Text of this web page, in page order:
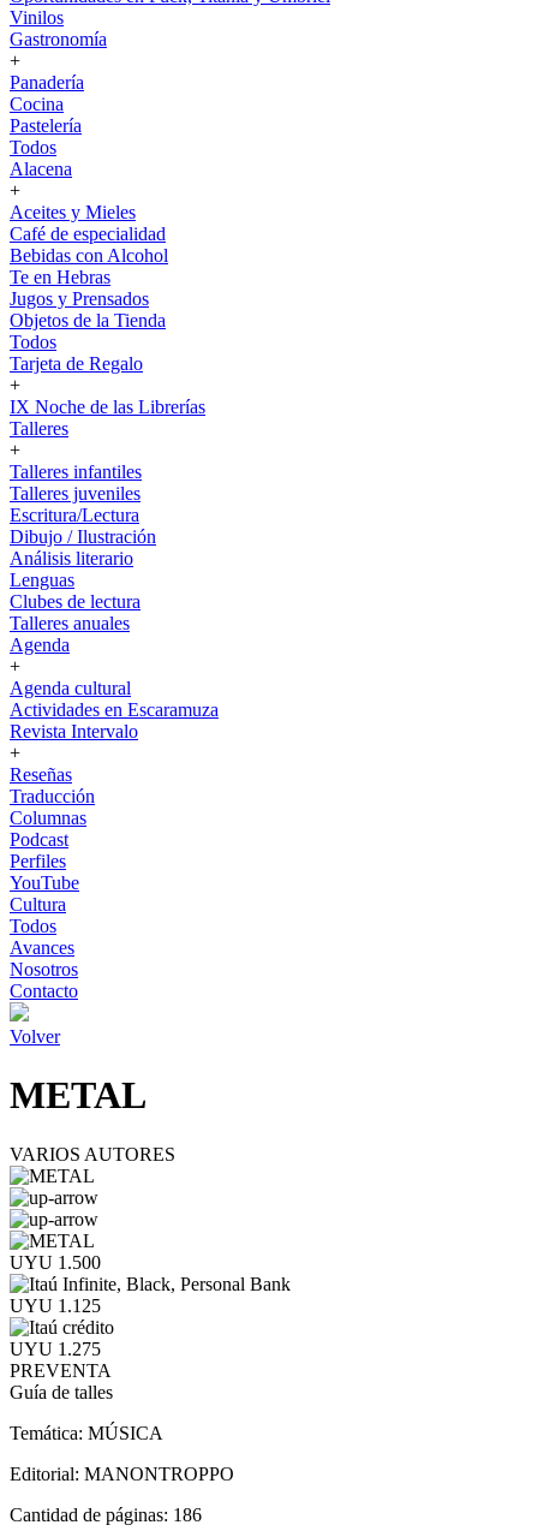
Vinilos
Gastronomía
+
Panadería
Cocina
Pastelería
Todos
Alacena
+
Aceites y Mieles
Café de especialidad
Bebidas con Alcohol
Te en Hebras
Jugos y Prensados
Objetos de la Tienda
Todos
Tarjeta de Regalo
+
IX Noche de las Librerías
Talleres
+
Talleres infantiles
Talleres juveniles
Escritura/Lectura
Dibujo / Ilustración
Análisis literario
Lenguas
Clubes de lectura
Talleres anuales
Agenda
+
Agenda cultural
Actividades en Escaramuza
Revista Intervalo
+
Reseñas
Traducción
Columnas
Podcast
Perfiles
YouTube
Cultura
Todos
Avances
Nosotros
Contacto
Volver
METAL
VARIOS AUTORES
UYU 1.500
UYU 1.125
UYU 1.275
PREVENTA
Guía de talles
Temática: MÚSICA
Editorial: MANONTROPPO
Cantidad de páginas: 186